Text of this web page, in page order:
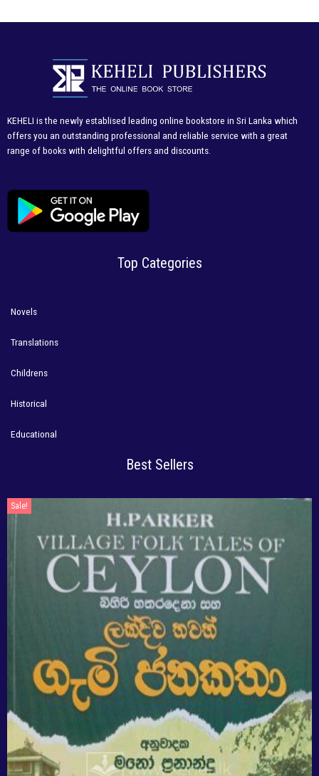
KEHELI is the newly establised leading online bookstore in Sri Lanka which
offers you an outstanding professional and reliable service with a great
range of books with delightful offers and discounts.
Top Categories
Novels
Translations
Childrens
Historical
Educational
Best Sellers
Sale!